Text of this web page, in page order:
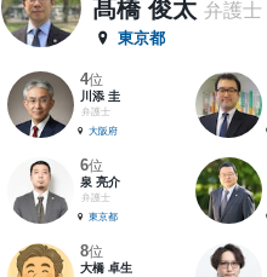
髙橋 俊太 弁護士
東京都
4位
川添 圭
弁護士
大阪府
6位
泉 亮介
弁護士
東京都
8位
大橋 卓生